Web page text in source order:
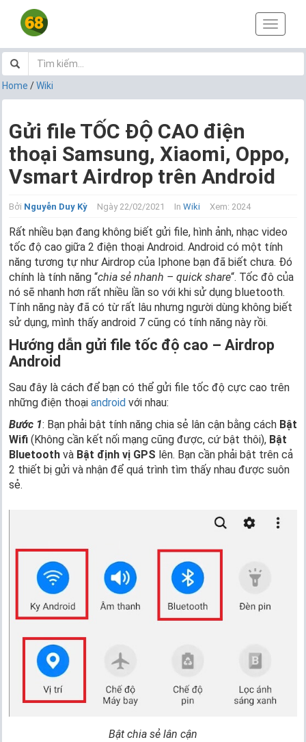
T
o
g
i
g
a
n
Home /Wiki
Gửi file TỐC ĐỘ CAO điện
thoại Samsung, Xiaomi, Oppo,
Vsmart Airdrop trên Android
Bởi Nguyễn Duy Kỳ Ngày 22/02/2021 In Wiki Xem: 2024
Rất nhiều bạn đang không biết gửi file, hình ảnh, nhạc video
tốc độ cao giữa 2 điện thoại Android. Android có một tính
năng tương tự như Airdrop của Iphone bạn đã biết chưa. Đó
chính là tính năng “chia sẻ nhanh – quick share“. Tốc đô của
nó sẽ nhanh hơn rất nhiều lần so với khi sử dụng bluetooth.
Tính năng này đã có từ rất lâu nhưng người dùng không biết
sử dụng, mình thấy android 7 cũng có tính năng này rồi.
Hướng dẫn gửi file tốc độ cao – Airdrop
Android
Sau đây là cách để bạn có thể gửi file tốc độ cực cao trên
những điện thoại android với nhau:
Bước 1: Bạn phải bật tính năng chia sẻ lân cận bằng cách Bật
Wifi (Không cần kết nối mạng cũng được, cứ bật thôi), Bật
Bluetooth và Bật định vị GPS lên. Bạn cần phải bật trên cả
2 thiết bị gửi và nhận để quá trình tìm thấy nhau được suôn
sẻ.
Bật chia sẻ lân cận